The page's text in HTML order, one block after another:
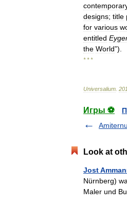
designs; title
for various
entitled
the World”).
* * *
Universalium
Игры ⚽
Look at
Jost
Nürnberg)
Maler und